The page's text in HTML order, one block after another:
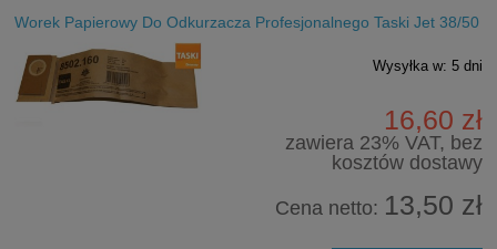
Worek Papierowy Do Odkurzacza Profesjonalnego Taski Jet 38/50
Wysyłka w: 5 dni
16,60 zł
zawiera 23% VAT, bez
kosztów dostawy
Cena netto: 13,50 zł